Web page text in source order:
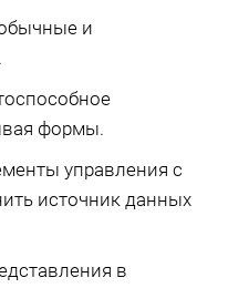
и
формы.
управления с
источник данных
в